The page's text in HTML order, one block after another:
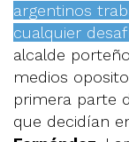
argentinos
cualquier
alcalde
medios
primera parte
que decidían